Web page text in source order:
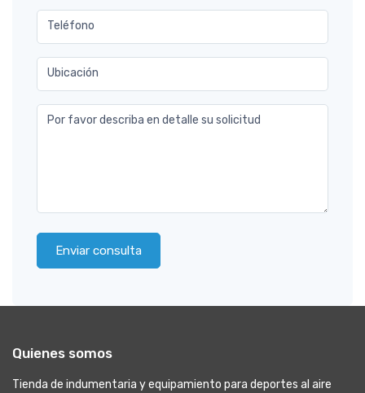
Teléfono
Ubicación
Por favor describa en detalle su solicitud
Enviar consulta
Quienes somos
Tienda de indumentaria y equipamiento para deportes al aire